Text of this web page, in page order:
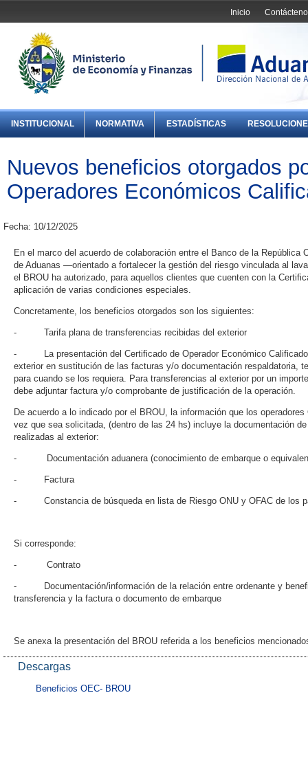
Inicio
INSTITUCIONAL NORMATIVA ESTADÍSTICAS
Nuevos beneficios otorgados
Operadores Económicos
Fecha: 10/12/2025
En el marco del acuerdo de colaboración entre el Banco de la República
de Aduanas —orientado a fortalecer la gestión del riesgo vinculada al
el BROU ha autorizado, para aquellos clientes que cuenten con la
aplicación de varias condiciones especiales.
Concretamente, los beneficios otorgados son los siguientes:
- Tarifa plana de transferencias recibidas del exterior
- La presentación del Certificado de Operador Económico Calificado
exterior en sustitución de las facturas y/o documentación respaldatoria,
para cuando se los requiera. Para transferencias al exterior por un
debe adjuntar factura y/o comprobante de justificación de la operación.
De acuerdo a lo indicado por el BROU, la información que los
vez que sea solicitada, (dentro de las 24 hs) incluye la documentación
realizadas al exterior:
- Documentación aduanera (conocimiento de embarque o
- Factura
- Constancia de búsqueda en lista de Riesgo ONU y OFAC de los
Si corresponde:
- Contrato
- Documentación/información de la relación entre ordenante y
transferencia y la factura o documento de embarque
Se anexa la presentación del BROU referida a los beneficios
Descargas
Beneficios OEC- BROU